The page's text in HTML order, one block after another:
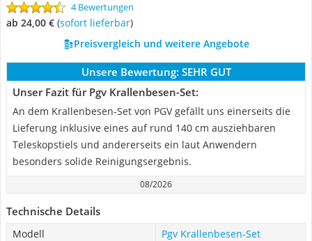
4 Bewertungen
ab 24,00 € ( Sofort lieferbar)
Preisvergleich und weitere Angebote
Unsere Bewertung: SEHR GUT
Unser Fazit für Pgv Krallenbesen-Set:
An dem Krallenbesen-Set von PGV gefällt uns einerseits die
Lieferung inklusive eines auf rund 140 cm ausziehbaren
Teleskopstiels und andererseits ein laut Anwendern
besonders solide Reinigungsergebnis.
08/2026
Technische Details
Modell
Pgv Krallenbesen-Set